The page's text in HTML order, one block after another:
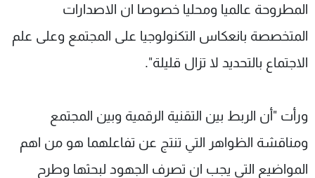
المطروحة عالميا ومحليا خصوصا ان الاصدارات
المتخصصة بانعكاس التكنولوجيا على المجتمع وعلى علم
الاجتماع بالتحديد لا تزال قليلة".
ورأت "أن الربط بين التقنية الرقمية وبين المجتمع
ومناقشة الظواهر التي تنتج عن تفاعلهما هو من اهم
المواضيع التي يجب ان تصرف الجهود لبحثها وطرح